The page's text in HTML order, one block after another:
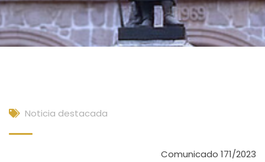
Noticia destacada
Comunicado 171/2023